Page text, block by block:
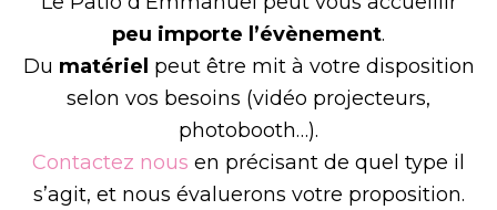
peu importe l’évènement.
Du matériel peut être mit à votre disposition
selon vos besoins (vidéo projecteurs,
photobooth…).
Contactez nous en précisant de quel type il
s’agit, et nous évaluerons votre proposition.